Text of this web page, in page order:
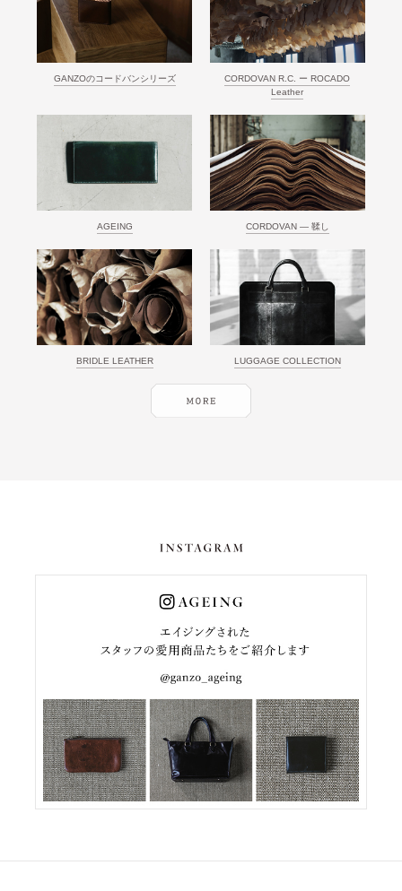
GANZOのコードバンシリーズ
CORDOVAN R.C. ー ROCADO
Leather
AGEING CORDOVAN ― 鞣し
BRIDLE LEATHER LUGGAGE COLLECTION